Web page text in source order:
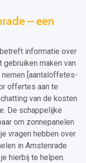
– een
informatie over
gebruiken maken van
nemen [aantaloffetes-
offertes aan te
van de kosten
De schappelijke
om zonnepanelen
vragen hebben over
in Amstenrade
hierbij te helpen.